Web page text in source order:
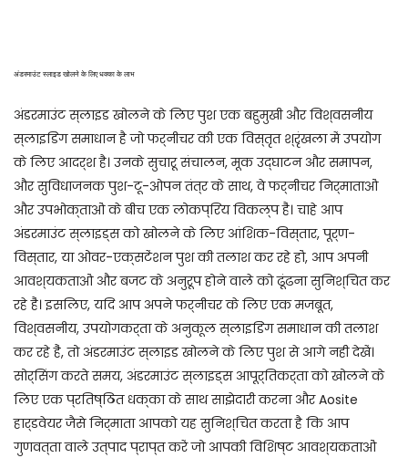
अंडरमाउंट स्लाइड खोलने के लिए धक्का के लाभ
अंडरमाउंट स्लाइड खोलने के लिए पुश एक बहुमुखी और विश्वसनीय
स्लाइडिंग समाधान है जो फर्नीचर की एक विस्तृत श्रृंखला में उपयोग
के लिए आदर्श है। उनके सुचारू संचालन, मूक उद्घाटन और समापन,
और सुविधाजनक पुश-टू-ओपन तंत्र के साथ, वे फर्नीचर निर्माताओं
और उपभोक्ताओं के बीच एक लोकप्रिय विकल्प हैं। चाहे आप
अंडरमाउंट स्लाइड्स को खोलने के लिए आंशिक-विस्तार, पूर्ण-
विस्तार, या ओवर-एक्सटेंशन पुश की तलाश कर रहे हों, आप अपनी
आवश्यकताओं और बजट के अनुरूप होने वाले को ढूंढना सुनिश्चित कर
रहे हैं। इसलिए, यदि आप अपने फर्नीचर के लिए एक मजबूत,
विश्वसनीय, उपयोगकर्ता के अनुकूल स्लाइडिंग समाधान की तलाश
कर रहे हैं, तो अंडरमाउंट स्लाइड खोलने के लिए पुश से आगे नहीं देखें।
सोर्सिंग करते समय, अंडरमाउंट स्लाइड्स आपूर्तिकर्ता को खोलने के
लिए एक प्रतिष्ठित धक्का के साथ साझेदारी करना और Aosite
हार्डवेयर जैसे निर्माता आपको यह सुनिश्चित करता है कि आप
गुणवत्ता वाले उत्पाद प्राप्त करें जो आपकी विशिष्ट आवश्यकताओं